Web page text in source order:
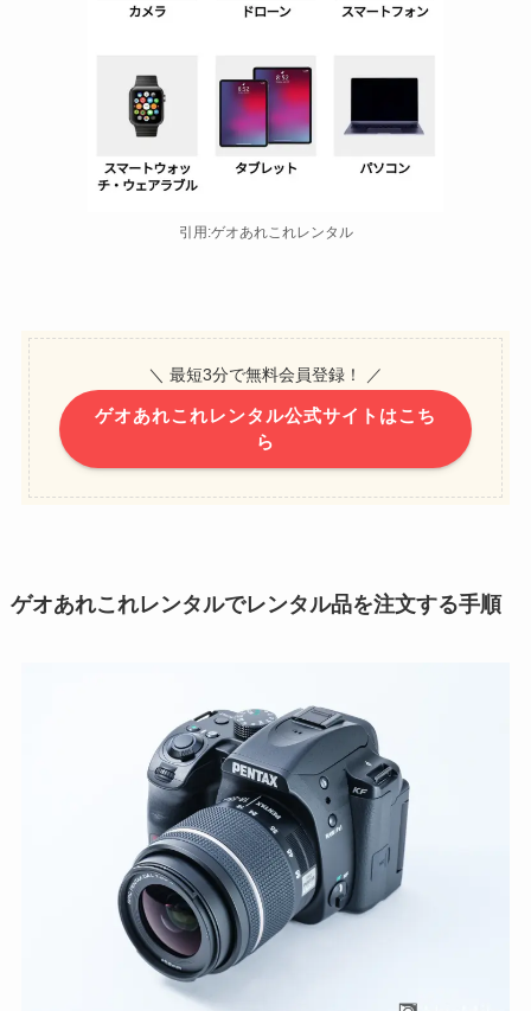
引用:ゲオあれこれレンタル
＼ 最短3分で無料会員登録！ ／
ゲオあれこれレンタル公式サイトはこち
ら
ゲオあれこれレンタルでレンタル品を注文する手順